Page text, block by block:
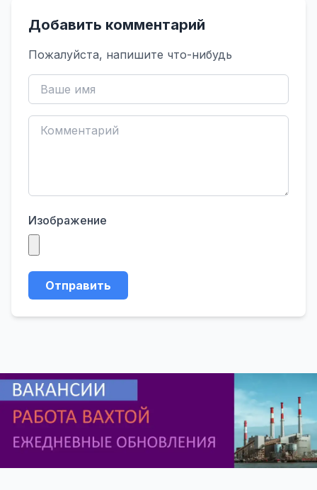
Добавить комментарий
Пожалуйста, напишите что-нибудь
Изображение
Отправить